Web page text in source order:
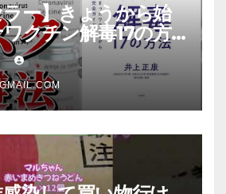
ラー】きょうから始
クチン解毒17の方